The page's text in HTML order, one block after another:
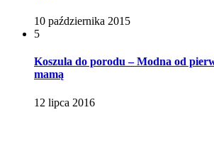
10 października 2015
5
Koszula do porodu – Modna od
mamą
12 lipca 2016